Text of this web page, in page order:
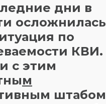
дни в
осложнилась
по
КВИ.
с этим
м
штабом